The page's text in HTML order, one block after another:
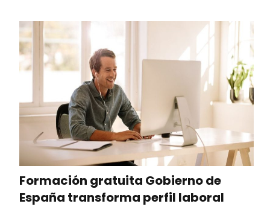
Formación gratuita Gobierno de
España transforma perfil laboral